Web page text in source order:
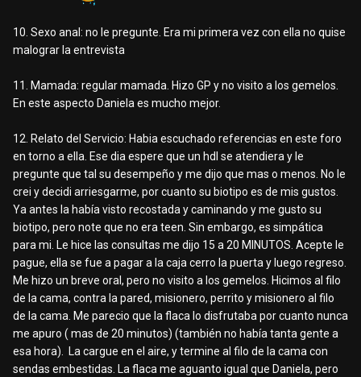
10. Sexo anal: no le pregunte. Era mi primera vez con ella no quise
malograr la entrevista
11. Mamada: regular mamada. Hizo GP y no visito a los gemelos.
En este aspecto Daniela es mucho mejor.
12. Relato del Servicio: Habia escuchado referencias en este foro
en torno a ella. Ese dia espere que un hdl se atendiera y le
pregunte que tal su desempeño y me dijo que mas o menos. No le
crei y decidi arriesgarme, por cuanto su biotipo es de mis gustos.
Ya antes la había visto recostada y caminando y me gusto su
biotipo, pero note que no era teen. Sin embargo, es simpática
para mi. Le hice las consultas me dijo 15 a 20 MINUTOS. Acepte le
pague, ella se fue a pagar a la caja cerro la puerta y luego regreso.
Me hizo un breve oral, pero no visito a los gemelos. Hicimos al filo
de la cama, contra la pared, misionero, perrito y misionero al filo
de la cama. Me parecio que la flaca lo disfrutaba por cuanto nunca
me apuro ( mas de 20 minutos) (también no había tanta gente a
esa hora). La cargue en el aire, y termine al filo de la cama con
sendas embestidas. La flaca me aguanto igual que Daniela, pero